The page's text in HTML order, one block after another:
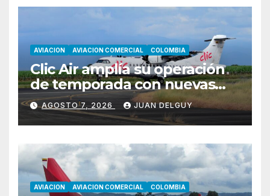
AVIACION AVIACION COMERCIAL COLOMBIA
Clic Air amplía su operación
de temporada con nuevas
rutas hacia Cartagena y Tolú
AGOSTO 7, 2026 JUAN DELGUY
AVIACION AVIACION COMERCIAL COLOMBIA